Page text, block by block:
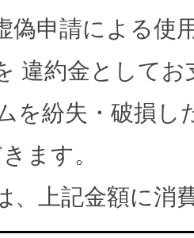
偽申請による使
違約金として
を紛失・破損し
ます。
、上記金額に消